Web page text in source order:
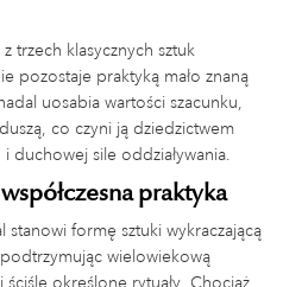
trzech klasycznych sztuk
pozostaje praktyką mało znaną
uosabia wartości szacunku,
co czyni ją dziedzictwem
duchowej sile oddziaływania.
praktyka
formę sztuki wykraczającą
podtrzymując wielowiekową
określone rytuały. Chociaż